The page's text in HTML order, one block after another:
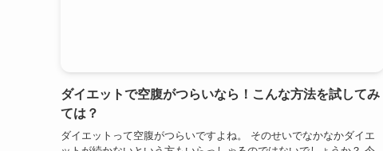
ダイエットで空腹がつらいなら！こんな方法を試してみ
ては？
ダイエットって空腹がつらいですよね。 そのせいでなかなかダイエ